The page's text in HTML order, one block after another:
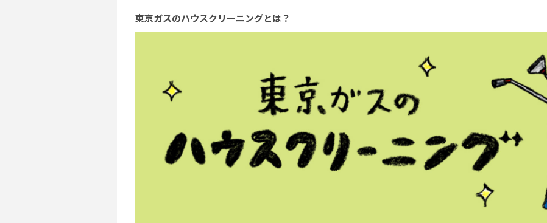
東京ガスのハウスクリーニングとは？